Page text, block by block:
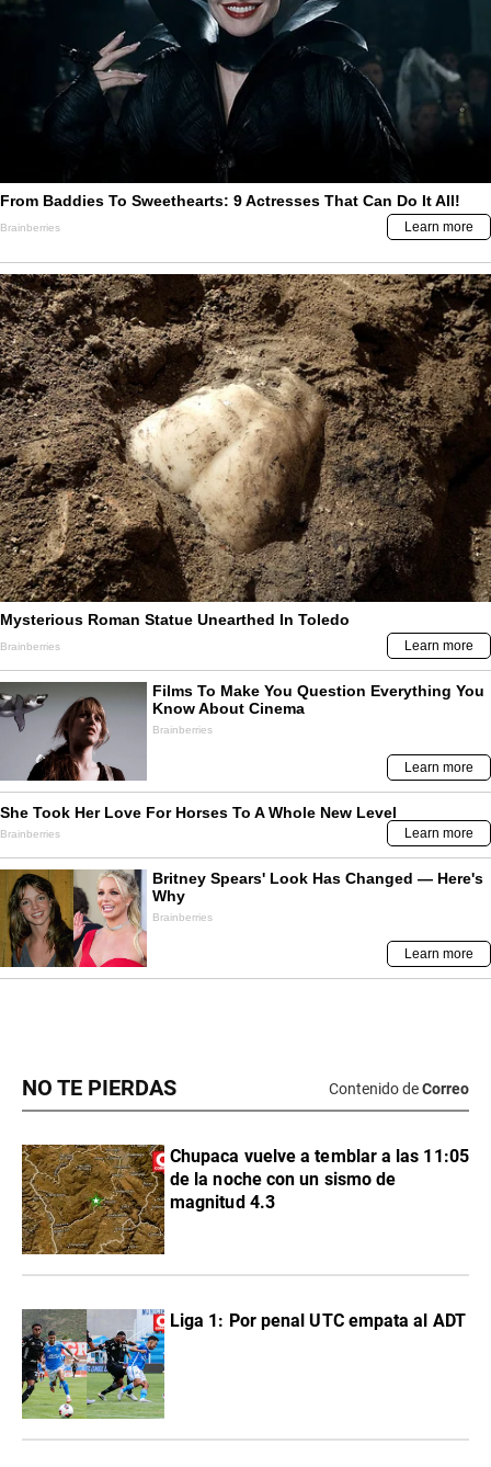
NO TE PIERDAS Contenido deCorreo
Chupaca vuelve a temblar a las 11:05
de la noche con un sismo de
magnitud 4.3
Liga 1: Por penal UTC empata al ADT